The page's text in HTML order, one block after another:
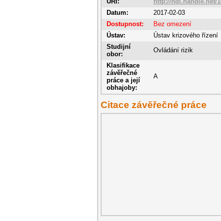
Datum:
2017-02-03
Dostupnost:
Bez omezení
Ústav:
Ústav krizového řízení
Studijní
obor:
Ovládání rizik
Klasifikace
závěřečné
práce a její
obhajoby:
A
Citace závěřečné práce